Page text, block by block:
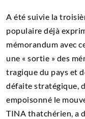
A été suivie la
populaire déjà
mémorandum avec
une « sortie » des
tragique du pays et
défaite stratégique,
empoisonné le
TINA thatchérien, a